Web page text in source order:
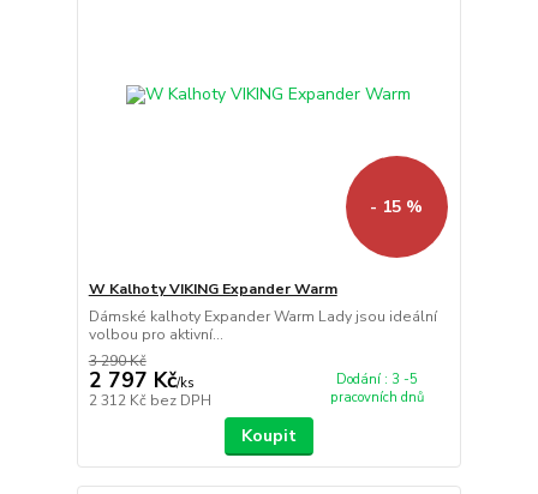
- 15 %
W Kalhoty VIKING Expander Warm
Dámské kalhoty Expander Warm Lady jsou ideální
volbou pro aktivní...
3 290 Kč
2 797 Kč/ks
2 312 Kč bez DPH
Dodání : 3 -5
pracovních dnů
Koupit